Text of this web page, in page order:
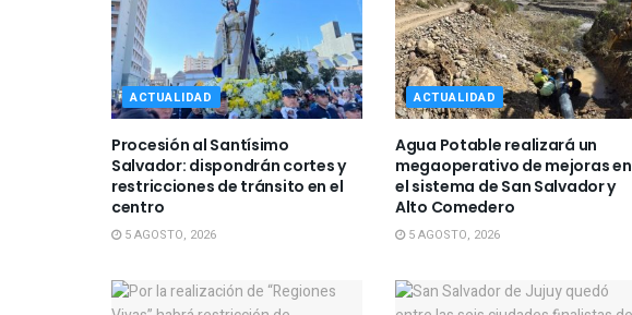
ACTUALIDAD
Procesión al Santísimo
Salvador: dispondrán cortes y
restricciones de tránsito en el
centro
5 AGOSTO, 2026
ACTUALIDAD
Agua Potable realizará un
megaoperativo de mejoras en
el sistema de San Salvador y
Alto Comedero
5 AGOSTO, 2026